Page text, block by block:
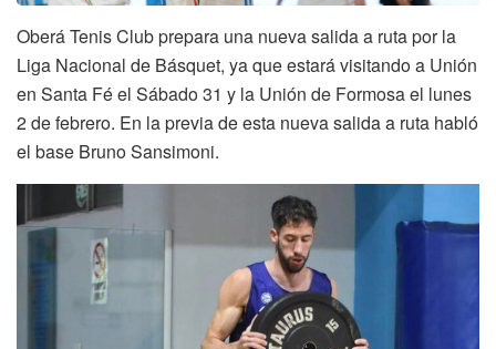
Oberá Tenis Club prepara una nueva salida a ruta por la
Liga Nacional de Básquet, ya que estará visitando a Unión
en Santa Fé el Sábado 31 y la Unión de Formosa el lunes
2 de febrero. En la previa de esta nueva salida a ruta habló
el base Bruno Sansimoni.